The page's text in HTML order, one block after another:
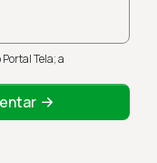
Tela; a